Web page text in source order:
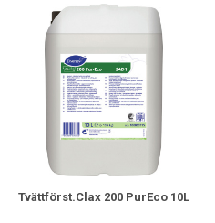
Tvättförst.Clax 200 PurEco 10L